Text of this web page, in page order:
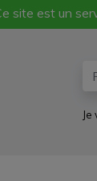
site est un